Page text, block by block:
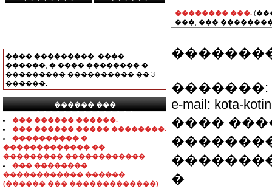
���� ���������, ����
������, � ���� �������� �
��������� ���������� �� 3
������.
������ ���
���������������
��� ������ ������.
��� ������ ����� ��������.
���������� �
������������� ��
��������� ������������
��� ��������
������������ ������
(������ ��� �������������)
�������� ���.
���, ���
�������: 8-
e-mail: kota-
����
�